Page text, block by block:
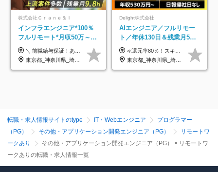
株式会社Ｃｒａｎｅ＆Ｉ
インフラエンジニア*100％
フルリモート*月収50万～*
クラウド×上流工程*前職給
与保証*残業月9.8h
＼ 前職給与保証！あなたのこれまでの経験を正当評価 ／ ★月収50万円～スタート！【年俸600万～1,162万8,000円（12分割）】 ――「頑張りが給与に直結しない…」そんな不満とは無縁の環境です。 実際、入社後に「年収150万～200万円UP」を実現した先輩エンジニアが多数活躍中！ 【 収入をさらに押し上げる充実のプラスα 】 スキルを磨くほど得をする「資格手当」 ⇒ 1資格につき毎月3,000円～30,000円を継続支給！ 成果を見逃さない「功績手当」 ⇒ 社員の頑張りに応じて最大10万円をダイレクトに支給！ スピード昇給・高年収も可能 ⇒ 1回の昇給で年収数十万UPのチャンスあり。ゆくゆくは年収1000万以上のハイクラスも目指せます。 ※経験・スキルを考慮の上決定します ※上記金額には固定残業代（月30h分・95,000円～184,000円）を含みます ※超過分は別途全額支給します ※試用期間2ヶ月間あり（その他待遇に差異はありません）
東京都_神奈川県_埼玉県_千葉県_大阪府_愛知県_北海道_青森県_岩手県_宮城県_秋田県_山形県_福島県_茨城県_栃木県_群馬県_新潟県_山梨県_長野県_富山県_石川県_福井県_静岡県_岐阜県_三重県_兵庫県_京都府_滋賀県_奈良県_和歌山県_広島県_岡山県_鳥取県_島根県_山口県_徳島県_香川県_愛媛県_高知県_福岡県_熊本県_佐賀県_長崎県_大分県_宮崎県_鹿児島県_沖縄県
Delight株式会社
AIエンジニア／フルリモー
ト／年休130日＆残業月5h
以下／1カ月連休可／案件選
択制／還元率80%
≪還元率80％！スキルや経験をしっかり収入に反映します≫ 年俸530万円以上＋業績賞与 ※スキル・経験を考慮の上、優遇いたします ※上記年俸を12分割し、月1回支給します ※上記年俸には固定残業代月20時間分(月6万9000円以上)が含まれます。残業はほとんど発生しませんが、超過した場合は追加支給します ★AIを使った自社への貢献も、貢献度に応じて給与に反映する制度があります
東京都_神奈川県_埼玉県_千葉県_大阪府_愛知県_北海道_青森県_岩手県_宮城県_秋田県_山形県_福島県_茨城県_栃木県_群馬県_新潟県_山梨県_長野県_富山県_石川県_福井県_静岡県_岐阜県_三重県_兵庫県_京都府_滋賀県_奈良県_和歌山県_広島県_岡山県_鳥取県_島根県_山口県_徳島県_香川県_愛媛県_高知県_福岡県_熊本県_佐賀県_長崎県_大分県_宮崎県_鹿児島県_沖縄県
転職・求人情報サイトのtype IT・Webエンジニア
プログラマー
（PG）
その他・アプリケーション開発エンジニア（PG）
リモートワ
ークあり
その他・アプリケーション開発エンジニア（PG） × リモートワ
ークありの転職・求人情報一覧